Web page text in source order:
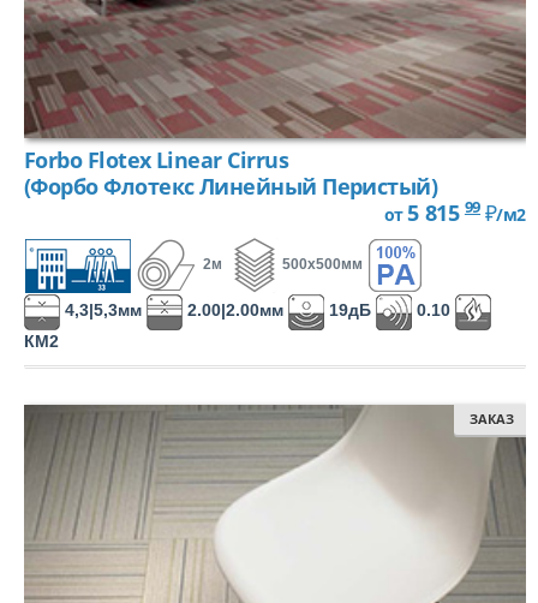
Разрезной (Фризе)
Петлевой, Микро-Тафтинг
ПОТОЛОК
ARMSTRONG
ПОДВЕСНАЯ СИСТЕМА
Forbo Flotex Linear Cirrus
(Форбо Флотекс Линейный Перистый)
от5 815 99 ₽/м2
2м 500х500мм
4,3|5,3мм 2.00|2.00мм 19дБ
0.10
КМ2
ЗАКАЗ